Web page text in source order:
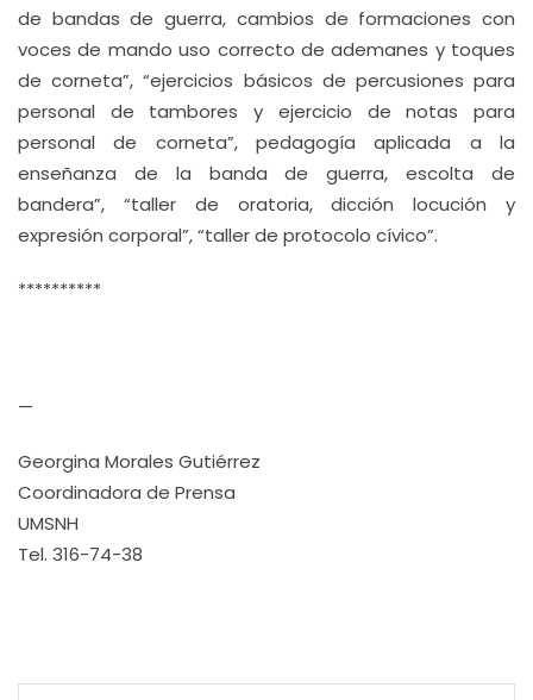
de bandas de guerra, cambios de formaciones con
voces de mando uso correcto de ademanes y toques
de corneta”, “ejercicios básicos de percusiones para
personal de tambores y ejercicio de notas para
personal de corneta”, pedagogía aplicada a la
enseñanza de la banda de guerra, escolta de
bandera”, “taller de oratoria, dicción locución y
expresión corporal”, “taller de protocolo cívico”.
**********
—
Georgina Morales Gutiérrez
Coordinadora de Prensa
UMSNH
Tel. 316-74-38